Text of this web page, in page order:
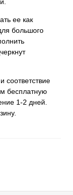
ее как
большого
соответствие
бесплатную
1-2 дней.